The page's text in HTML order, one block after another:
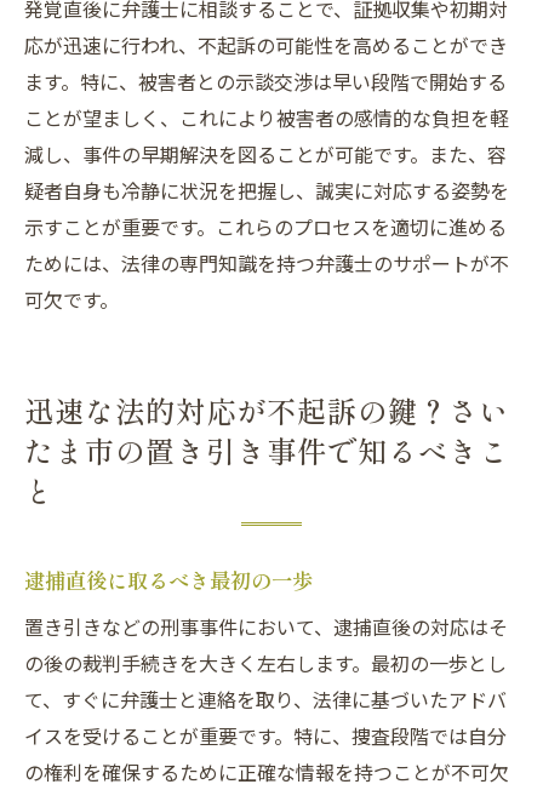
さいたま市の置き引き事件における初動の
実例
迅速な対応がもたらす法的なメリットとは
初期段階での弁護士相談の重要性
初期対応で避けるべきミスとその対策
さいたま市での成功する初期対応のポイン
ト
発覚直後に弁護士に相談することで、証拠収集や初期対
応が迅速に行われ、不起訴の可能性を高めることができ
ます。特に、被害者との示談交渉は早い段階で開始する
ことが望ましく、これにより被害者の感情的な負担を軽
減し、事件の早期解決を図ることが可能です。また、容
疑者自身も冷静に状況を把握し、誠実に対応する姿勢を
示すことが重要です。これらのプロセスを適切に進める
ためには、法律の専門知識を持つ弁護士のサポートが不
可欠です。
迅速な法的対応が不起訴の鍵？さい
たま市の置き引き事件で知るべきこ
と
逮捕直後に取るべき最初の一歩
置き引きなどの刑事事件において、逮捕直後の対応はそ
の後の裁判手続きを大きく左右します。最初の一歩とし
て、すぐに弁護士と連絡を取り、法律に基づいたアドバ
イスを受けることが重要です。特に、捜査段階では自分
の権利を確保するために正確な情報を持つことが不可欠